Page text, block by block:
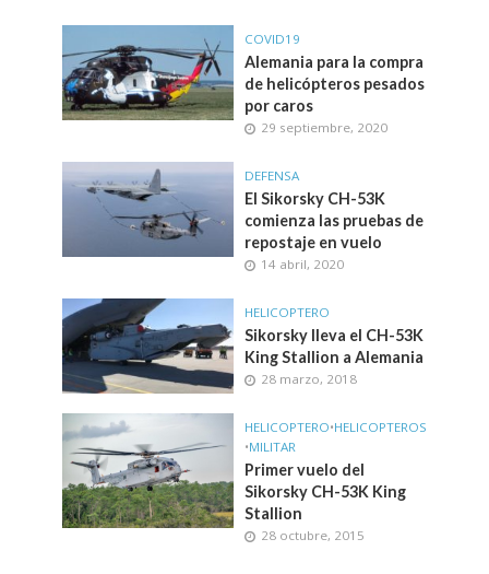
COVID19
Alemania para la compra
de helicópteros pesados
por caros
29 septiembre, 2020
DEFENSA
El Sikorsky CH-53K
comienza las pruebas de
repostaje en vuelo
14 abril, 2020
HELICOPTERO
Sikorsky lleva el CH-53K
King Stallion a Alemania
28 marzo, 2018
HELICOPTERO•HELICOPTEROS
•MILITAR
Primer vuelo del
Sikorsky CH-53K King
Stallion
28 octubre, 2015